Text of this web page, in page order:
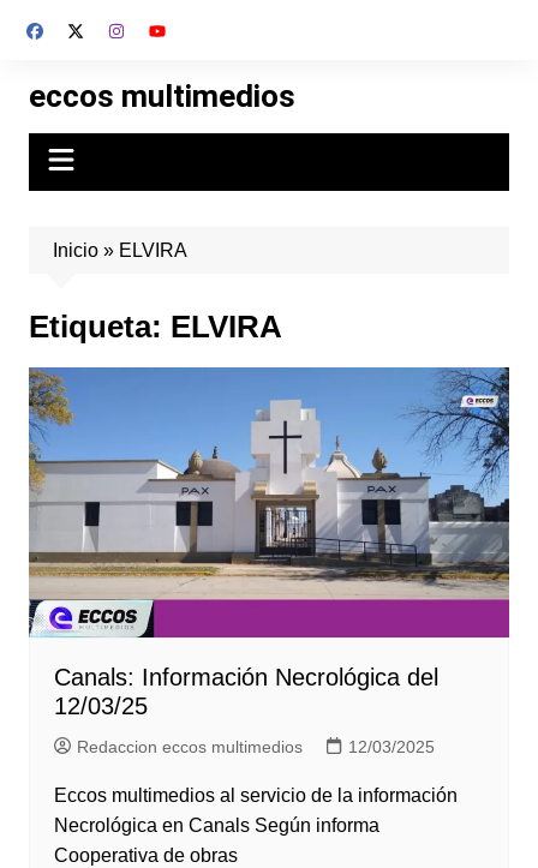
eccos multimedios
Inicio» ELVIRA
Etiqueta: ELVIRA
Canals: Información Necrológica del
12/03/25
Redaccion eccos multimedios 12/03/2025
Eccos multimedios al servicio de la información
Necrológica en Canals Según informa
Cooperativa de obras